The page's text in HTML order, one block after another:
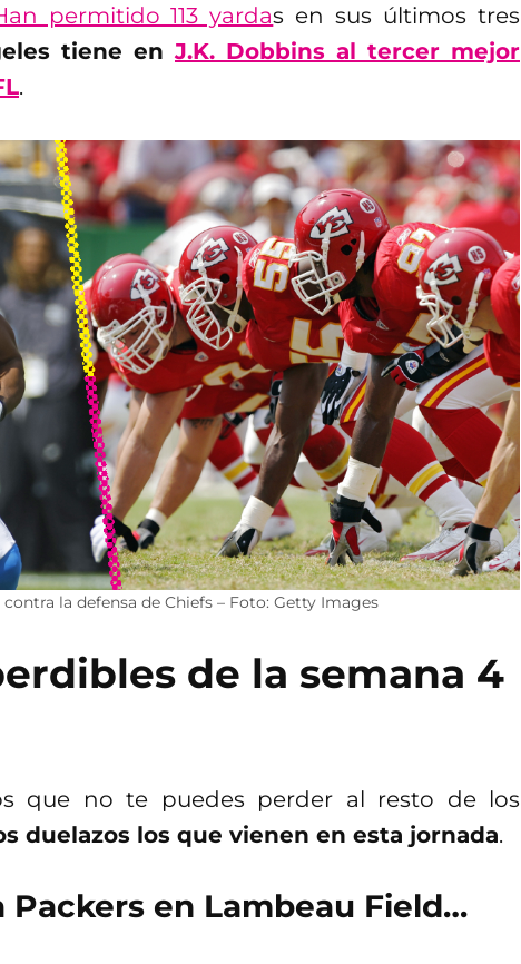
permitido 113 yardas en sus últimos tres
tiene enJ.K. Dobbins al tercer mejor
.
la defensa de Chiefs – Foto: Getty Images
de la semana 4
que no te puedes perder al resto de los
duelazos los que vienen en esta jornada.
en Lambeau Field…